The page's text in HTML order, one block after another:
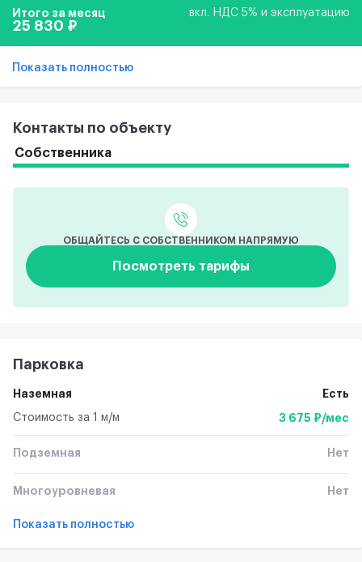
Итого за месяц вкл. НДС 5% и эксплуатацию
25 830 ₽
Показать полностью
Контакты по объекту
Собственника
ОБЩАЙТЕСЬ С СОБСТВЕННИКОМ НАПРЯМУЮ
Посмотреть тарифы
Парковка
Наземная Есть
Стоимость за 1 м/м 3 675 ₽/мес
Подземная Нет
Многоуровневая Нет
Показать полностью